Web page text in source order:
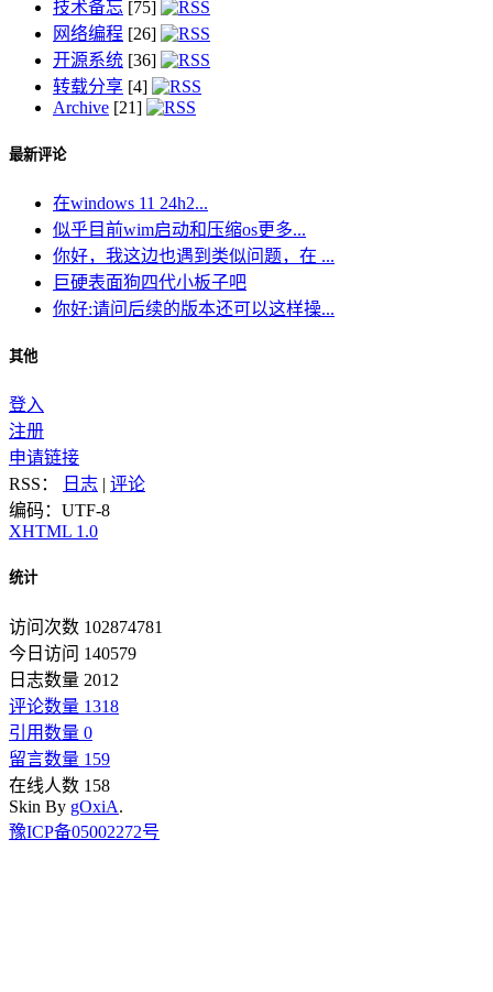
技术备忘 [75]
网络编程 [26]
开源系统 [36]
转载分享 [4]
Archive [21]
最新评论
在windows 11 24h2...
似乎目前wim启动和压缩os更多...
你好，我这边也遇到类似问题，在 ...
巨硬表面狗四代小板子吧
你好:请问后续的版本还可以这样操...
其他
登入
注册
申请链接
RSS：
日志 | 评论
编码：UTF-8
XHTML 1.0
统计
访问次数 102874781
今日访问 140579
日志数量 2012
评论数量 1318
引用数量 0
留言数量 159
在线人数 158
Skin By gOxiA.
豫ICP备05002272号